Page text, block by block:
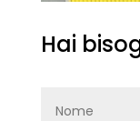
Hai